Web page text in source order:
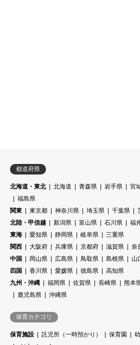
都道府県
北海道・東北 北海道 青森県 岩手県 宮
福島県
関東
東京都 神奈川県 埼玉県 千葉県
北陸・甲信越
新潟県 富山県 石川県 福
東海
愛知県 静岡県 岐阜県
三重県
関西
大阪府 兵庫県 京都府 滋賀県 奈
中国
岡山県 広島県 鳥取県 島根県
山
四国
香川県 愛媛県 徳島県
高知県
九州・沖縄
福岡県 佐賀県 長崎県 熊本
鹿児島県
沖縄県
保育カテゴリ
保育施設 託児所（一時預かり） 保育園